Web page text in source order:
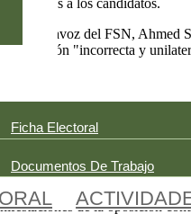
a los candidatos.
el portavoz del FSN, Ahmed
decisión "incorrecta y
pasado jueves, la Presidencia
baja del Parlamento
fases durante dos meses.
llega en medio de
de la oposición
Ficha Electoral
Documentos De Trabajo